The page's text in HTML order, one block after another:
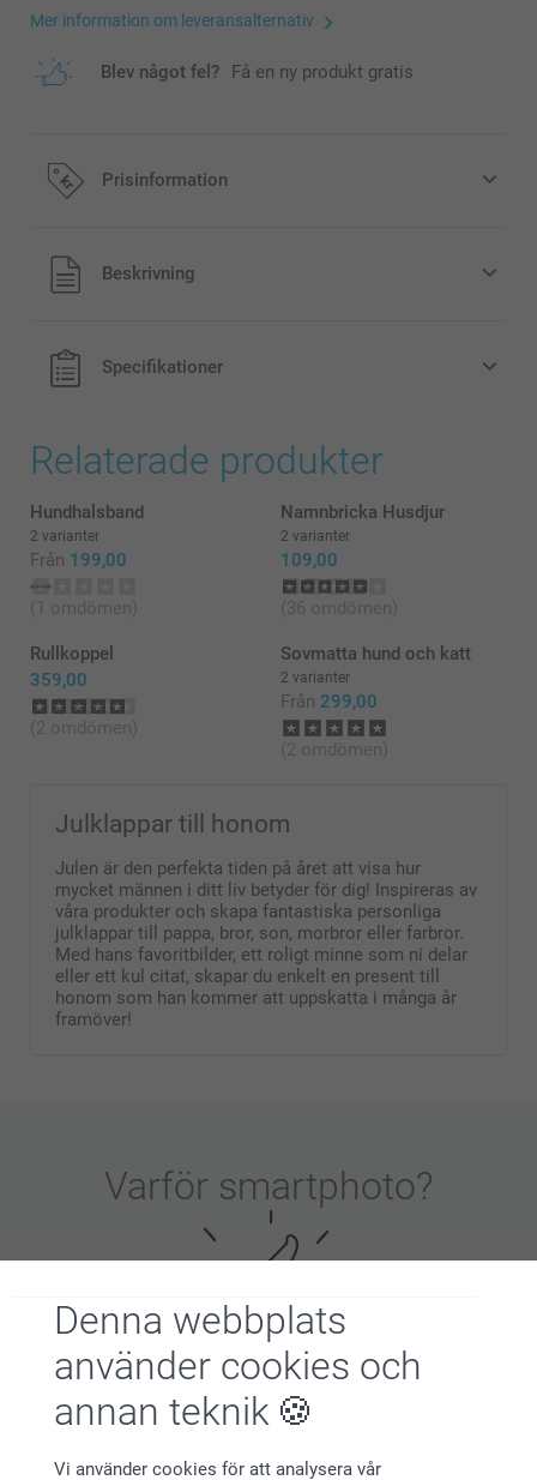
Denna webbplats
använder cookies och
annan teknik
Vi använder cookies för att analysera vår
Mer information om leveransalternativ
Blev något fel? Få en ny produkt gratis
Prisinformation
Alla priser är i svenska kronor (SEK), inklusive moms och
exklusive porto.
Beskrivning
Specifikationer
Relaterade produkter
Hundhalsband
2 varianter
Från 199,00
(1 omdömen)
Namnbricka Husdjur
2 varianter
109,00
(36 omdömen)
Rullkoppel
359,00
(2 omdömen)
Sovmatta hund och katt
2 varianter
Från 299,00
(2 omdömen)
Julklappar till honom
Julen är den perfekta tiden på året att visa hur
mycket männen i ditt liv betyder för dig! Inspireras av
våra produkter och skapa fantastiska personliga
julklappar till pappa, bror, son, morbror eller farbror.
Med hans favoritbilder, ett roligt minne som ni delar
eller ett kul citat, skapar du enkelt en present till
honom som han kommer att uppskatta i många år
framöver!
Varför smartphoto?
Nöjd kundgaranti